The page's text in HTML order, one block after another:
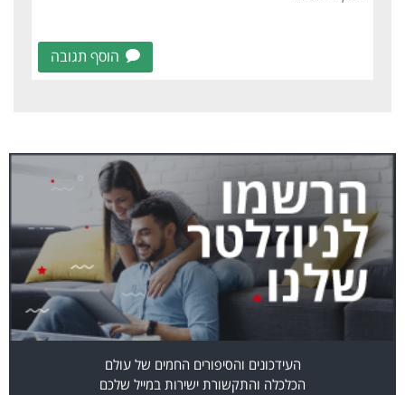
הוסף תגובה
העידכונים והסיפורים החמים של עולם
הכלכלה והתקשורת ישירות במייל שלכם